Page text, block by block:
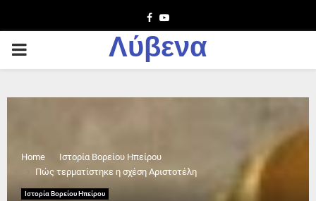
Facebook
Youtube
PRIMARY
Λύβενα
Home
Ιστορία Βορείου Ηπείρου
​Πώς τερματίστηκε η σχέση Αριστοτέλη
Ιστορία Βορείου Ηπείρου